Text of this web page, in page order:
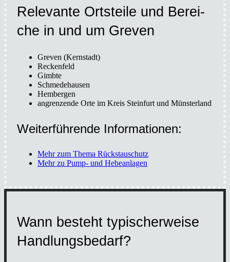
Rele­van­te Orts­tei­le und Berei­
che in und um Gre­ven
Gre­ven (Kern­stadt)
Recken­feld
Gim­b­te
Schme­de­hau­sen
Hem­ber­gen
angren­zen­de Orte im Kreis Stein­furt und Müns­ter­land
Wei­ter­füh­ren­de Infor­ma­tio­nen:
Mehr zum The­ma Rückstau­schutz
Mehr zu Pump- und Hebe­an­la­gen
Wann besteht typi­scher­wei­se
Hand­lungs­be­darf?